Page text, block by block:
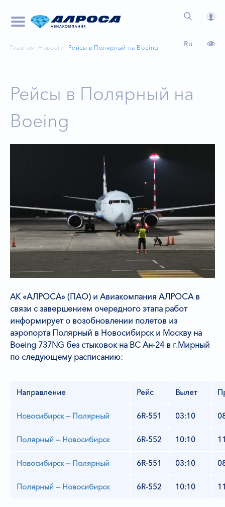
Ru
Главная Новости Рейсы в Полярный на Boeing
Рейсы в Полярный на
Boeing
АК «АЛРОСА» (ПАО) и Авиакомпания АЛРОСА в
связи с завершением очередного этапа работ
информирует о возобновлении полетов из
аэропорта Полярный в Новосибирск и Москву на
Boeing 737NG без стыковок на ВС Ан-24 в г.Мирный
по следующему расписанию:
Направление Рейс Вылет
Новосибирск — Полярный 6R-551 03:10
Полярный — Новосибирск 6R-552 10:10
Новосибирск — Полярный 6R-551 03:10
Полярный — Новосибирск 6R-552 10:10